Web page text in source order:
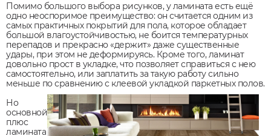
Помимо большого выбора рисунков, у ламината есть ещё
одно неоспоримое преимущество: он считается одним из
самых практичных покрытий для пола, которое обладает
большой влагоустойчивостью, не боится температурных
перепадов и прекрасно «держит» даже существенные
удары, при этом не деформируясь. Кроме того, ламинат
довольно прост в укладке, что позволяет справиться с нею
самостоятельно, или заплатить за такую работу сильно
меньше по сравнению с клеевой укладкой паркетных полов.
Но
основной
плюс
ламината